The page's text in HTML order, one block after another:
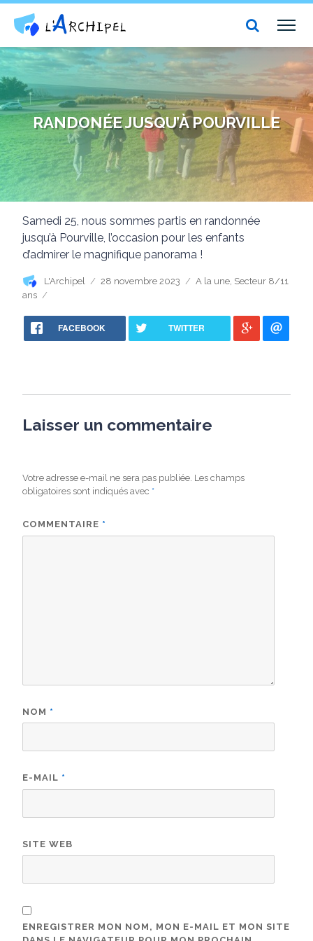
Centre social et culturel l'Archipel
RANDONÉE JUSQU’À POURVILLE
Samedi 25, nous sommes partis en randonnée
jusqu’à Pourville, l’occasion pour les enfants
d’admirer le magnifique panorama !
Auteur
L'Archipel
Publié
28 novembre 2023 Catégories
A la une, Secteur 8/11
ans
FACEBOOK TWITTER
Laisser un commentaire
Votre adresse e-mail ne sera pas publiée. Les champs
obligatoires sont indiqués avec *
COMMENTAIRE *
NOM *
E-MAIL *
SITE WEB
ENREGISTRER MON NOM, MON E-MAIL ET MON SITE